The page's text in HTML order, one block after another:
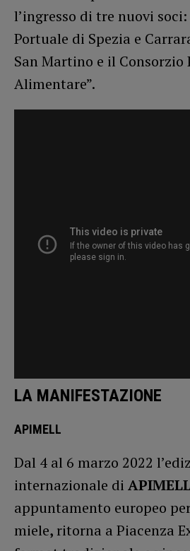
l’ingresso di tre nuovi
Portuale di Spezia e
San Martino e il Consorzio
Alimentare”.
LA MANIFESTAZIONE
APIMELL
Dal 4 al 6 marzo 2022
internazionale di
appuntamento europeo
miele, ritorna a Piacenza